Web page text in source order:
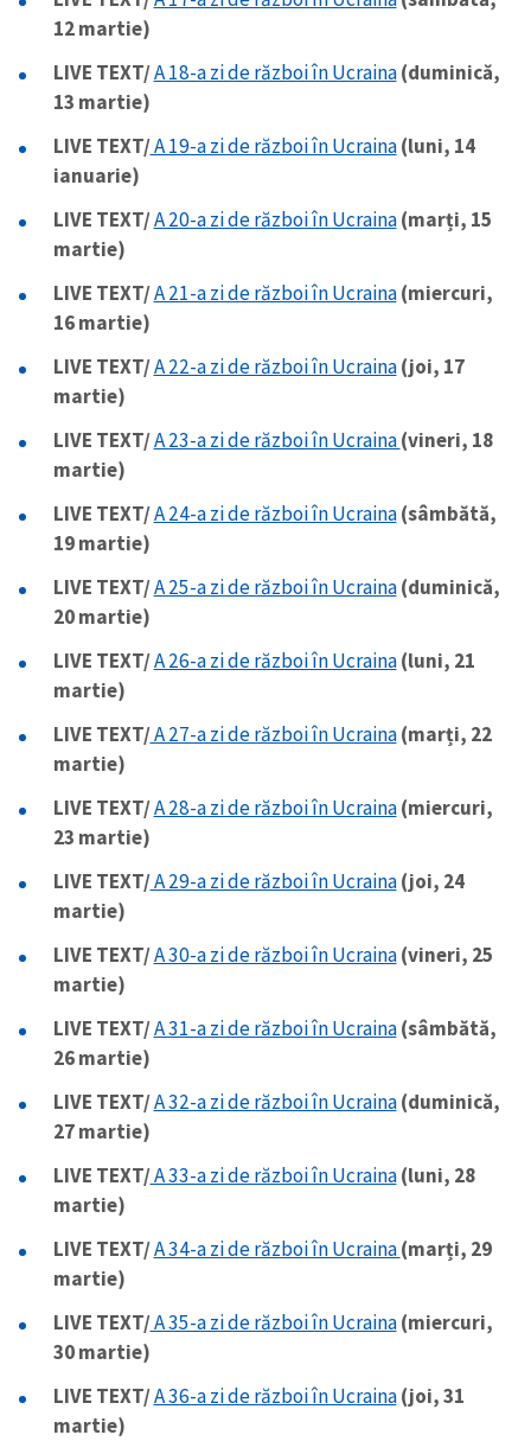
12 martie)
LIVE TEXT/A 18-a zi de război în Ucraina(duminică,
13 martie)
LIVE TEXT/A 19-a zi de război în Ucraina(luni, 14
ianuarie)
LIVE TEXT/A 20-a zi de război în Ucraina(marți, 15
martie)
LIVE TEXT/A 21-a zi de război în Ucraina(miercuri,
16 martie)
LIVE TEXT/A 22-a zi de război în Ucraina(joi, 17
martie)
LIVE TEXT/A 23-a zi de război în Ucraina(vineri, 18
martie)
LIVE TEXT/A 24-a zi de război în Ucraina(sâmbătă,
19 martie)
LIVE TEXT/A 25-a zi de război în Ucraina(duminică,
20 martie)
LIVE TEXT/A 26-a zi de război în Ucraina(luni, 21
martie)
LIVE TEXT/A 27-a zi de război în Ucraina(marți, 22
martie)
LIVE TEXT/A 28-a zi de război în Ucraina(miercuri,
23 martie)
LIVE TEXT/A 29-a zi de război în Ucraina(joi, 24
martie)
LIVE TEXT/A 30-a zi de război în Ucraina(vineri, 25
martie)
LIVE TEXT/A 31-a zi de război în Ucraina(sâmbătă,
26 martie)
LIVE TEXT/A 32-a zi de război în Ucraina(duminică,
27 martie)
LIVE TEXT/A 33-a zi de război în Ucraina(luni, 28
martie)
LIVE TEXT/A 34-a zi de război în Ucraina(marți, 29
martie)
LIVE TEXT/A 35-a zi de război în Ucraina(miercuri,
30 martie)
LIVE TEXT/A 36-a zi de război în Ucraina(joi, 31
martie)